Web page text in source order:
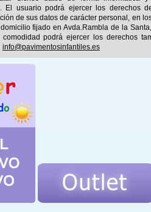
El usuario podrá ejercer los derechos
de sus datos de carácter personal, en
fijado en Avda.Rambla de la
comodidad podrá ejercer los derechos
info@pavimentosinfantiles.es